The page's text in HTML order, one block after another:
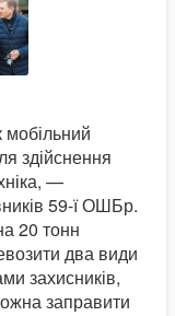
мобільний
здійснення
—
59-ї ОШБр.
20 тонн
два види
захисників,
заправити